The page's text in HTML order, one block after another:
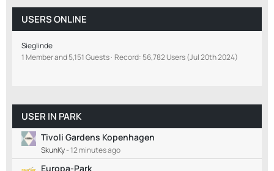
USERS ONLINE
Sieglinde
1 Member and 5,151 Guests Record: 56,782 Users (Jul 20th 2024)
USER IN PARK
Tivoli Gardens Kopenhagen
SkunKy-12 minutes ago
Europa-Park